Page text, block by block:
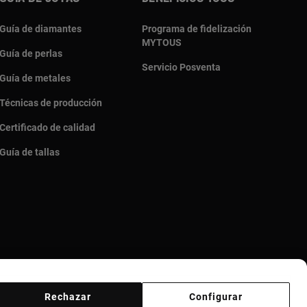
Guía de diamantes
Guía de perlas
Guía de metales
Técnicas de producción
Certificado de calidad
Guía de tallas
Programa de fidelización
MYTOUS
Servicio Posventa
Configurar
Rechazar